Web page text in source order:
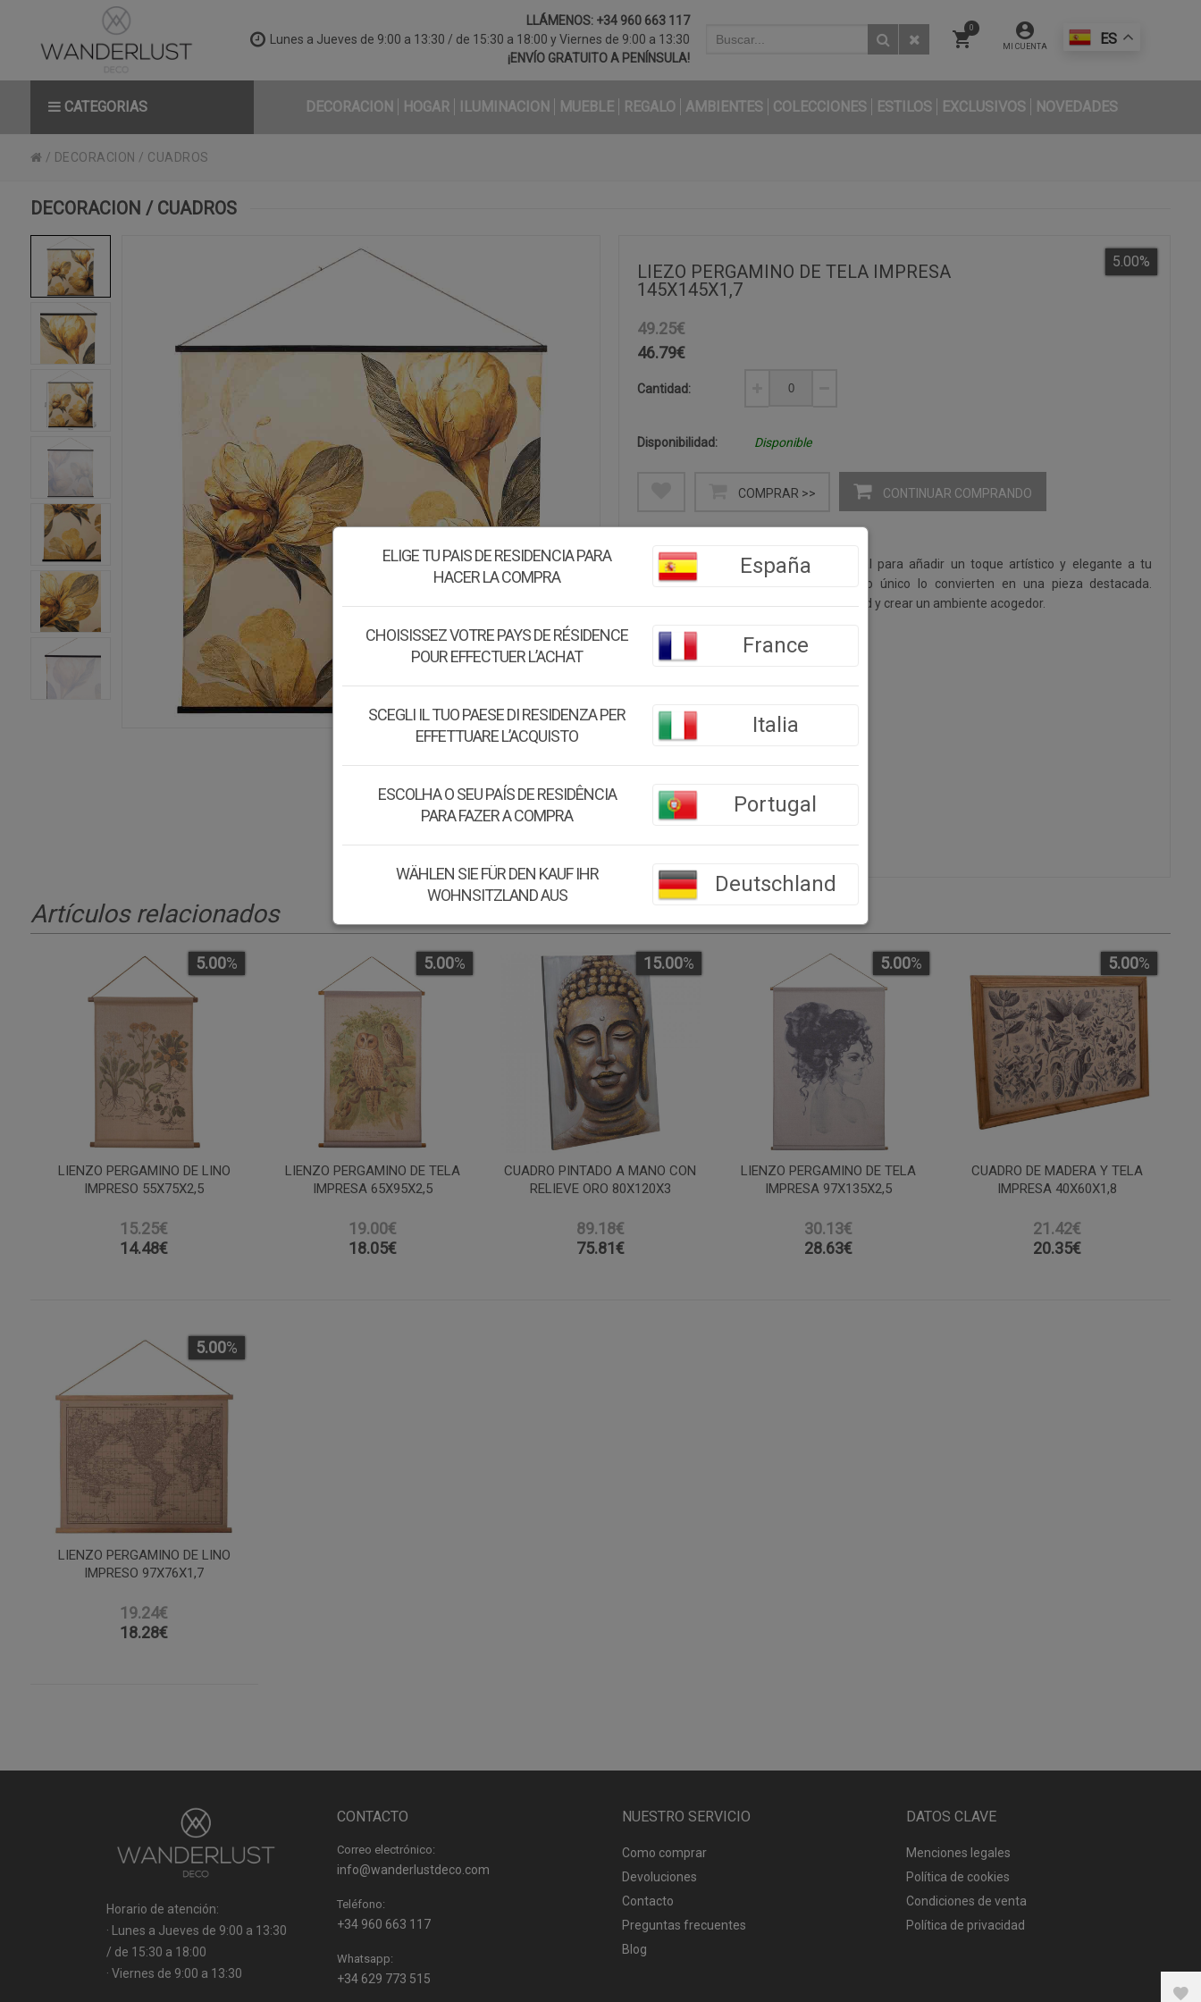
LLÁMENOS: +34 960 663 117
Lunes a Jueves de 9:00 a 13:30 / de 15:30 a 18:00 y Viernes de 9:00 a 13:30
¡ENVÍO GRATUITO A PENÍNSULA!
ES
MI CUENTA
0
CATEGORIAS DECORACION HOGAR ILUMINACION MUEBLE REGALO AMBIENTES COLECCIONES ESTILOS EXCLUSIVOS NOVEDADES
/ DECORACION / CUADROS
DECORACION / CUADROS
LIEZO PERGAMINO DE TELA IMPRESA
145X145X1,7
49.25€
5.00%
46.79€
Cantidad:
Disponibilidad: Disponible
COMPRAR >> CONTINUAR COMPRANDO
Lienzo pergamino de lino impreso ideal para añadir un toque artístico y elegante a tu
decoración su textura natural y diseño único lo convierten en una pieza destacada.
Perfecto para embellecer cualquier pared y crear un ambiente acogedor.
Medidas: 145x145x1,7
Peso: 0.40Kg.
Montaje: Viene montado
Material:
Artículos relacionados
LIENZO PERGAMINO DE LINO
IMPRESO 55X75X2,5
15.25€
5.00%
14.48€
LIENZO PERGAMINO DE TELA
IMPRESA 65X95X2,5
19.00€
5.00%
18.05€
CUADRO PINTADO A MANO CON
RELIEVE ORO 80X120X3
89.18€
15.00%
75.81€
LIENZO PERGAMINO DE TELA
IMPRESA 97X135X2,5
30.13€
5.00%
28.63€
CUADRO DE MADERA Y TELA
IMPRESA 40X60X1,8
21.42€
5.00%
20.35€
LIENZO PERGAMINO DE LINO
IMPRESO 97X76X1,7
19.24€
5.00%
18.28€
Horario de atención:
· Lunes a Jueves de 9:00 a 13:30
/ de 15:30 a 18:00
· Viernes de 9:00 a 13:30
CONTACTO
Correo electrónico:
info@wanderlustdeco.com
Teléfono:
+34 960 663 117
Whatsapp:
+34 629 773 515
NUESTRO SERVICIO
Como comprar
Devoluciones
Contacto
Preguntas frecuentes
Blog
DATOS CLAVE
Menciones legales
Política de cookies
Condiciones de venta
Política de privacidad
ELIGE TU PAIS DE RESIDENCIA PARA
HACER LA COMPRA
España
CHOISISSEZ VOTRE PAYS DE RÉSIDENCE
POUR EFFECTUER L’ACHAT
France
SCEGLI IL TUO PAESE DI RESIDENZA PER
EFFETTUARE L’ACQUISTO
Italia
ESCOLHA O SEU PAÍS DE RESIDÊNCIA
PARA FAZER A COMPRA
Portugal
WÄHLEN SIE FÜR DEN KAUF IHR
WOHNSITZLAND AUS
Deutschland